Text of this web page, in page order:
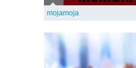
mojamoja